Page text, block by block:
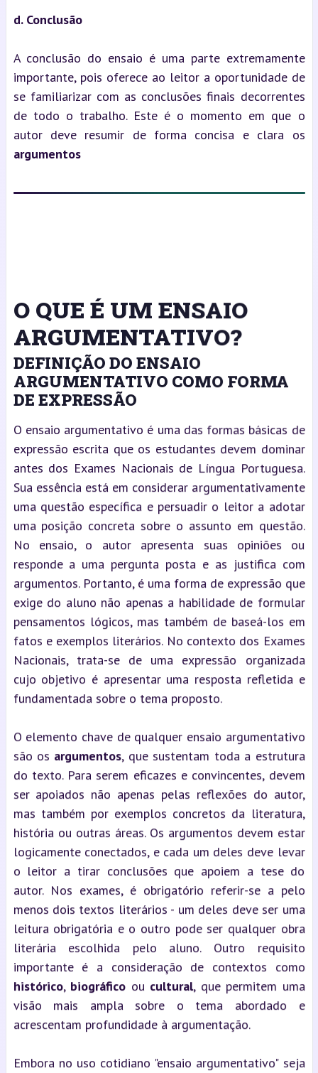
d. Conclusão
A conclusão do ensaio é uma parte extremamente
importante, pois oferece ao leitor a oportunidade de
se familiarizar com as conclusões finais decorrentes
de todo o trabalho. Este é o momento em que o
argumentos
O QUE É UM ENSAIO
ARGUMENTATIVO?
DEFINIÇÃO DO ENSAIO
ARGUMENTATIVO COMO FORMA
DE EXPRESSÃO
O ensaio argumentativo é uma das formas básicas de
expressão escrita que os estudantes devem dominar
antes dos Exames Nacionais de Língua Portuguesa.
Sua essência está em considerar argumentativamente
uma questão específica e persuadir o leitor a adotar
uma posição concreta sobre o assunto em questão.
No ensaio, o autor apresenta suas opiniões ou
responde a uma pergunta posta e as justifica com
argumentos. Portanto, é uma forma de expressão que
exige do aluno não apenas a habilidade de formular
pensamentos lógicos, mas também de baseá-los em
fatos e exemplos literários. No contexto dos Exames
Nacionais, trata-se de uma expressão organizada
cujo objetivo é apresentar uma resposta refletida e
fundamentada sobre o tema proposto.
O elemento chave de qualquer ensaio argumentativo
são os argumentos, que sustentam toda a estrutura
do texto. Para serem eficazes e convincentes, devem
ser apoiados não apenas pelas reflexões do autor,
mas também por exemplos concretos da literatura,
história ou outras áreas. Os argumentos devem estar
logicamente conectados, e cada um deles deve levar
o leitor a tirar conclusões que apoiem a tese do
autor. Nos exames, é obrigatório referir-se a pelo
menos dois textos literários - um deles deve ser uma
leitura obrigatória e o outro pode ser qualquer obra
literária escolhida pelo aluno. Outro requisito
importante é a consideração de contextos como
histórico, biográfico ou cultural, que permitem uma
visão mais ampla sobre o tema abordado e
acrescentam profundidade à argumentação.
Embora no uso cotidiano "ensaio argumentativo" seja